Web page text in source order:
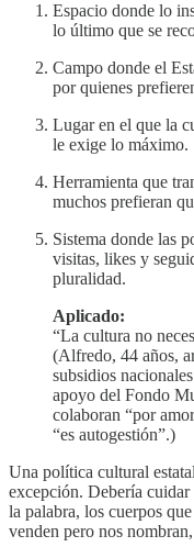
Espacio donde lo
lo último que se
Campo donde el
por quienes
Lugar en el que la
le exige lo máximo.
Herramienta que
muchos prefieran
Sistema donde las
visitas, likes y
pluralidad.
Aplicado:
“La cultura no
(Alfredo, 44 años,
subsidios
apoyo del Fondo
colaboran “por
“es autogestión”.)
Una política cultural
excepción. Debería
la palabra, los cuerpos
venden pero nos